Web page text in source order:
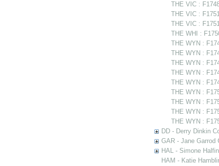
THE VIC :
THE VIC :
THE VIC :
THE WHI :
THE WYN :
THE WYN :
THE WYN :
THE WYN :
THE WYN :
THE WYN :
THE WYN :
THE WYN :
THE WYN :
DD - Derry Dinkin
GAR - Jane Garrod
HAL - Simone
HAM - Katie